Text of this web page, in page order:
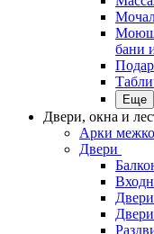
бани
Еще
Двери, окна и
Арки
Двери